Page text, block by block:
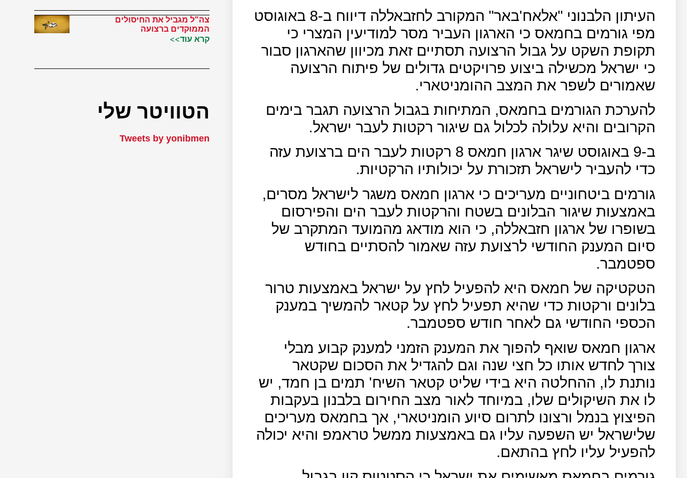
העיתון הלבנוני "אלאח'באר" המקורב לחזבאללה דיווח ב-8 באוגוסט
מפי גורמים בחמאס כי הארגון העביר מסר למודיעין המצרי כי
תקופת השקט על גבול הרצועה תסתיים זאת מכיוון שהארגון סבור
כי ישראל מכשילה ביצוע פרויקטים גדולים של פיתוח הרצועה
שאמורים לשפר את המצב ההומניטארי.
להערכת הגורמים בחמאס, המתיחות בגבול הרצועה תגבר בימים
הקרובים והיא עלולה לכלול גם שיגור רקטות לעבר ישראל.
ב-9 באוגוסט שיגר ארגון חמאס 8 רקטות לעבר הים ברצועת עזה
כדי להעביר לישראל תזכורת על יכולותיו הרקטיות.
גורמים ביטחוניים מעריכים כי ארגון חמאס משגר לישראל מסרים,
באמצעות שיגור הבלונים בשטח והרקטות לעבר הים והפירסום
בשופרו של ארגון חזבאללה, כי הוא מודאג מהמועד המתקרב של
סיום המענק החודשי לרצועת עזה שאמור להסתיים בחודש
ספטמבר.
הטקטיקה של חמאס היא להפעיל לחץ על ישראל באמצעות טרור
בלונים ורקטות כדי שהיא תפעיל לחץ על קטאר להמשיך במענק
הכספי החודשי גם לאחר חודש ספטמבר.
ארגון חמאס שואף להפוך את המענק הזמני למענק קבוע מבלי
צורך לחדש אותו כל חצי שנה וגם להגדיל את הסכום שקטאר
נותנת לו, ההחלטה היא בידי שליט קטאר השיח' תמים בן חמד, יש
לו את השיקולים שלו, במיוחד לאור מצב החירום בלבנון בעקבות
הפיצוץ בנמל ורצונו לתרום סיוע הומניטארי, אך בחמאס מעריכים
שלישראל יש השפעה עליו גם באמצעות ממשל טראמפ והיא יכולה
להפעיל עליו לחץ בהתאם.
צה"ל מגביל את החיסולים
הממוקדים ברצועה
קרא עוד>>
הטוויטר שלי
Tweets by yonibmen